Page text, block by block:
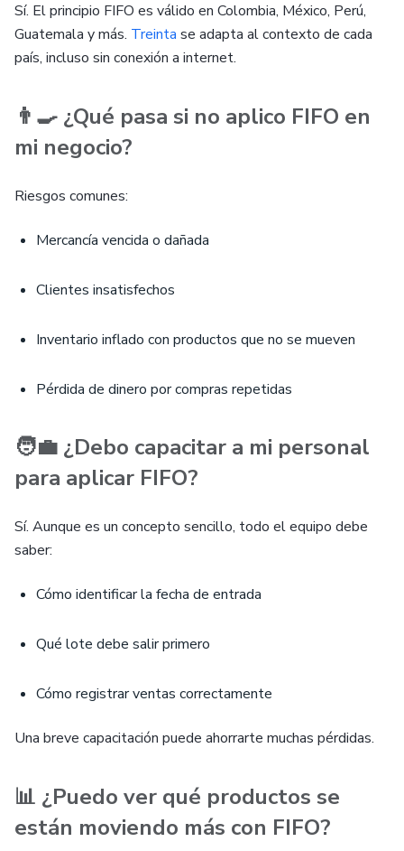
Sí. El principio FIFO es válido en Colombia, México, Perú,
Guatemala y más. Treinta se adapta al contexto de cada
país, incluso sin conexión a internet.
👨‍🍳 ¿Qué pasa si no aplico FIFO en
mi negocio?
Riesgos comunes:
Mercancía vencida o dañada
Clientes insatisfechos
Inventario inflado con productos que no se mueven
Pérdida de dinero por compras repetidas
🧑‍💼 ¿Debo capacitar a mi personal
para aplicar FIFO?
Sí. Aunque es un concepto sencillo, todo el equipo debe
saber:
Cómo identificar la fecha de entrada
Qué lote debe salir primero
Cómo registrar ventas correctamente
Una breve capacitación puede ahorrarte muchas pérdidas.
📊 ¿Puedo ver qué productos se
están moviendo más con FIFO?